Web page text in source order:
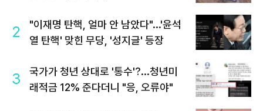
2
"이재명 탄핵, 얼마 안 남았다"...'윤석
열 탄핵' 맞힌 무당, '성지글' 등장
3
국가가 청년 상대로 '통수'?...청년미
래적금 12% 준다더니 "응, 오류야"